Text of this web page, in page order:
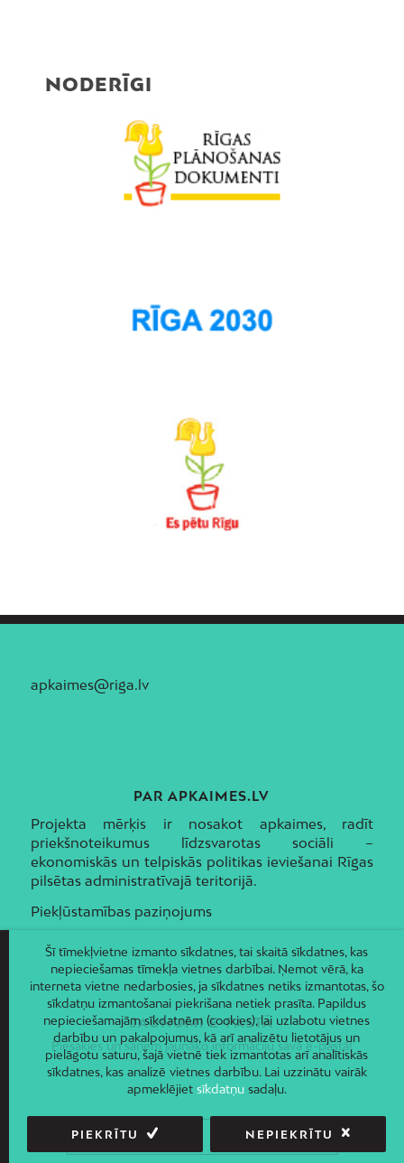
NODERĪGI
apkaimes@riga.lv
PAR APKAIMES.LV
Projekta mērķis ir nosakot apkaimes, radīt
priekšnoteikumus līdzsvarotas sociāli –
ekonomiskās un telpiskās politikas ieviešanai Rīgas
pilsētas administratīvajā teritorijā.
Piekļūstamības paziņojums
JAUNUMI E-PASTĀ
Piesakies un saņem jaunāko informāciju savā e-pastā!
Šī tīmekļvietne izmanto sīkdatnes, tai skaitā sīkdatnes, kas
nepieciešamas tīmekļa vietnes darbībai. Ņemot vērā, ka
interneta vietne nedarbosies, ja sīkdatnes netiks izmantotas, šo
sīkdatņu izmantošanai piekrišana netiek prasīta. Papildus
nepieciešamajām sīkdatnēm (cookies), lai uzlabotu vietnes
darbību un pakalpojumus, kā arī analizētu lietotājus un
pielāgotu saturu, šajā vietnē tiek izmantotas arī analītiskās
sīkdatnes, kas analizē vietnes darbību. Lai uzzinātu vairāk
apmeklējiet sīkdatņusadaļu.
PIEKRĪTU NEPIEKRĪTU